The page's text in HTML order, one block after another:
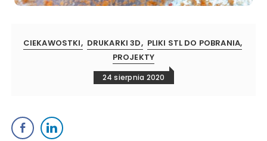
CIEKAWOSTKI DRUKARKI 3D
PLIKI STL DO POBRANIA
PROJEKTY
24 sierpnia 2020